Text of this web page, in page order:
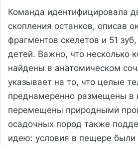
Команда идентифицировала
скопления останков, описав
фрагментов скелетов и 51
детей. Важно, что несколько
найдены в анатомическом
указывает на то, что целые
преднамеренно размещены в
перемещены природными
осадочных пород также
идею: условия в пещере были